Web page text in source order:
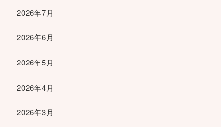
2026年7月
2026年6月
2026年5月
2026年4月
2026年3月